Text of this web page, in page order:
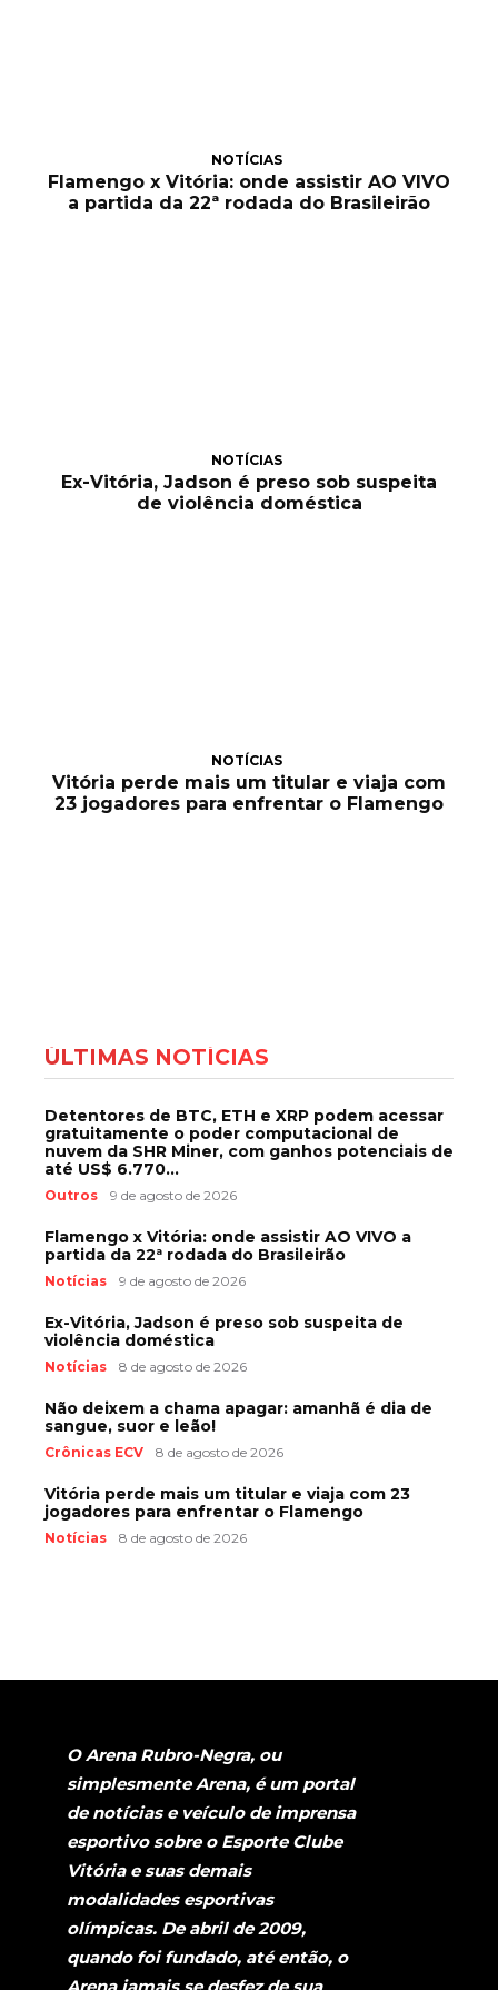
NOTÍCIAS
Flamengo x Vitória: onde assistir AO VIVO
a partida da 22ª rodada do Brasileirão
NOTÍCIAS
Ex-Vitória, Jadson é preso sob suspeita
de violência doméstica
NOTÍCIAS
Vitória perde mais um titular e viaja com
23 jogadores para enfrentar o Flamengo
ÚLTIMAS NOTÍCIAS
Detentores de BTC, ETH e XRP podem acessar
gratuitamente o poder computacional de
nuvem da SHR Miner, com ganhos potenciais de
até US$ 6.770...
Outros 9 de agosto de 2026
Flamengo x Vitória: onde assistir AO VIVO a
partida da 22ª rodada do Brasileirão
Notícias 9 de agosto de 2026
Ex-Vitória, Jadson é preso sob suspeita de
violência doméstica
Notícias 8 de agosto de 2026
Não deixem a chama apagar: amanhã é dia de
sangue, suor e leão!
Crônicas ECV 8 de agosto de 2026
Vitória perde mais um titular e viaja com 23
jogadores para enfrentar o Flamengo
Notícias 8 de agosto de 2026
O Arena Rubro-Negra, ou
simplesmente Arena, é um portal
de notícias e veículo de imprensa
esportivo sobre o Esporte Clube
Vitória e suas demais
modalidades esportivas
olímpicas. De abril de 2009,
quando foi fundado, até então, o